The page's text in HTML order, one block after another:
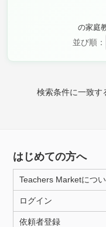
の家庭
並び順：
検索条件に一致す
保健・体育
月曜日 火曜日
所属大学
はじめての方へ
Teachers Marketにつ
ログイン
依頼者登録